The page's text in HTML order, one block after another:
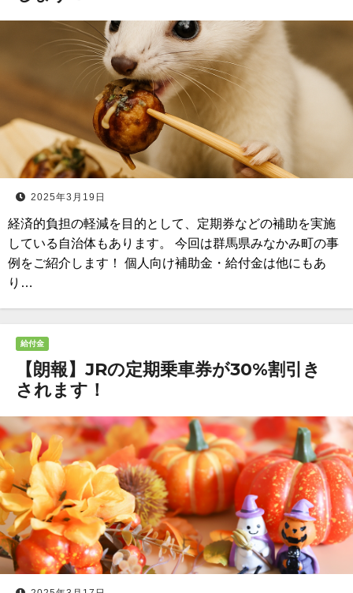
2025年3月19日
経済的負担の軽減を目的として、定期券などの補助を実施
している自治体もあります。 今回は群馬県みなかみ町の事
例をご紹介します！ 個人向け補助金・給付金は他にもあ
り…
給付金
【朗報】JRの定期乗車券が30%割引き
されます！